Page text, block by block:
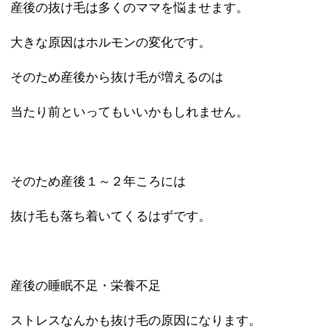
産後の抜け毛は多くのママを悩ませます。
大きな原因はホルモンの変化です。
そのため産後から抜け毛が増えるのは
当たり前といってもいいかもしれません。
そのため産後１～２年ころには
抜け毛も落ち着いてくるはずです。
産後の睡眠不足・栄養不足
ストレスなんかも抜け毛の原因になります。